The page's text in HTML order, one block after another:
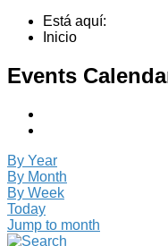
Está aquí:
Inicio
Events
By Year
By Month
By Week
Today
Jump to month